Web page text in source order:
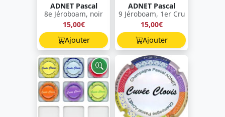
ADNET Pascal
8e Jéroboam, noir
15,00€
Ajouter
ADNET Pascal
9 Jéroboam, 1er Cru
15,00€
Ajouter